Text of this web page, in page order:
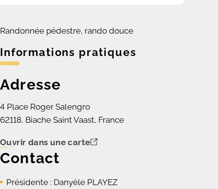
Randonnée pédestre, rando douce
Informations pratiques
Adresse
4 Place Roger Salengro
62118, Biache Saint Vaast, France
Ouvrir dans une carte
Contact
Présidente : Danyèle PLAYEZ